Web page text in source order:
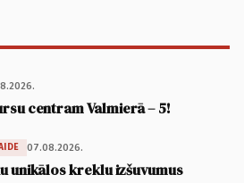
centram Valmierā – 5!
07.08.2026.
unikālos kreklu izšuvumus